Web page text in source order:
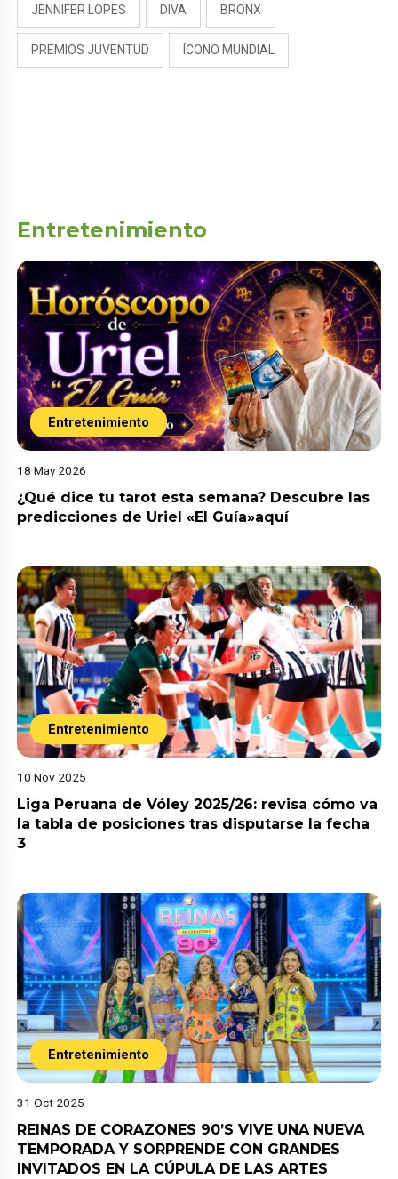
JENNIFER LOPES DIVA BRONX
PREMIOS JUVENTUD ÍCONO MUNDIAL
Entretenimiento
Entretenimiento
18 May 2026
¿Qué dice tu tarot esta semana? Descubre las
predicciones de Uriel «El Guía»aquí
Entretenimiento
10 Nov 2025
Liga Peruana de Vóley 2025/26: revisa cómo va
la tabla de posiciones tras disputarse la fecha
3
Entretenimiento
31 Oct 2025
REINAS DE CORAZONES 90’S VIVE UNA NUEVA
TEMPORADA Y SORPRENDE CON GRANDES
INVITADOS EN LA CÚPULA DE LAS ARTES